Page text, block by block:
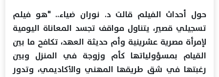
حول أحداث الفيلم قالت د. نوران ضياء.. "هو فيلم
تسجيلي قصير، يتناول مواقف تجسد المعاناة اليومية
لإمرأة مصرية عشرينية وأم حديثة العهد، تكافح ما بين
القيام بمسؤولياتها كأم وزوجة في المنزل وبين
رغبتها في شق طريقها المهني والأكاديمي، وتدور